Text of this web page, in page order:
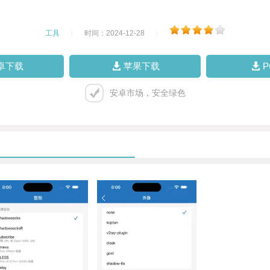
工具 时间：2024-12-28
下载 苹果下载
安卓市场，安全绿色